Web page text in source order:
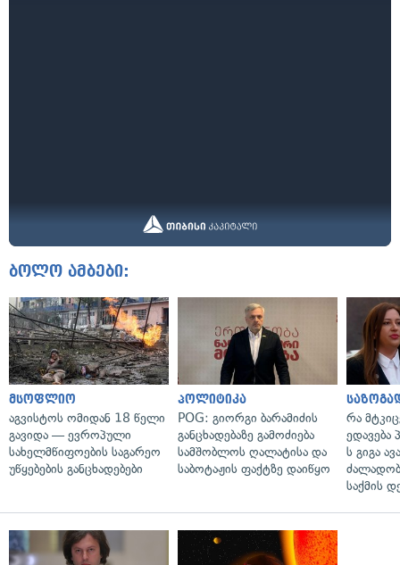
ბოლო ამბები:
მსოფლიო
აგვისტოს ომიდან 18 წელი
გავიდა — ევროპული
სახელმწიფოების საგარეო
უწყებების განცხადებები
პოლიტიკა
POG: გიორგი ბარამიძის
განცხადებაზე გამოძიება
სამშობლოს ღალატისა და
საბოტაჟის ფაქტზე დაიწყო
რა
ედავება
ს გიგა
საქმის